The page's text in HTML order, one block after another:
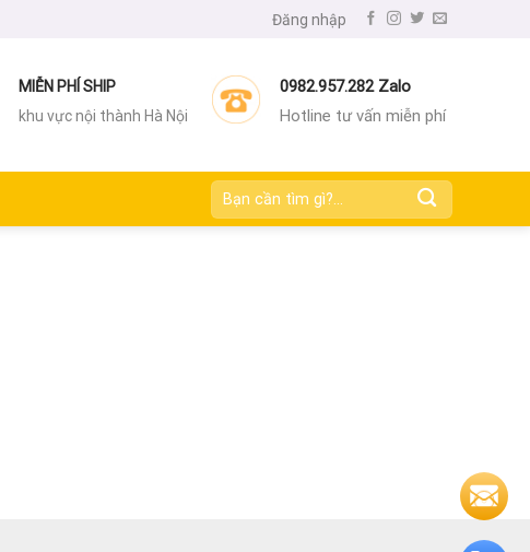
Đăng nhập
MIỄN PHÍ SHIP
khu vực nội thành Hà Nội
0982.957.282 Zalo
Hotline tư vấn miễn phí
Tìm
kiếm: